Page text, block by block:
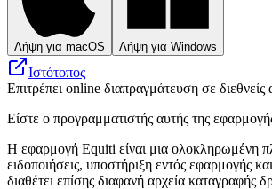
Λήψη για macOS Λήψη για Windows
Ιστότοπος
Επιτρέπει online διαπραγμάτευση σε
Είστε ο προγραμματιστής αυτής της
Η εφαρμογή Equiti είναι μια ολοκληρωμένη
ειδοποιήσεις, υποστήριξη εντός εφαρμογής
διαθέτει επίσης διαφανή αρχεία καταγραφής